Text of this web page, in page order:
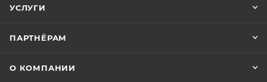
УСЛУГИ
ПАРТНЁРАМ
О КОМПАНИИ